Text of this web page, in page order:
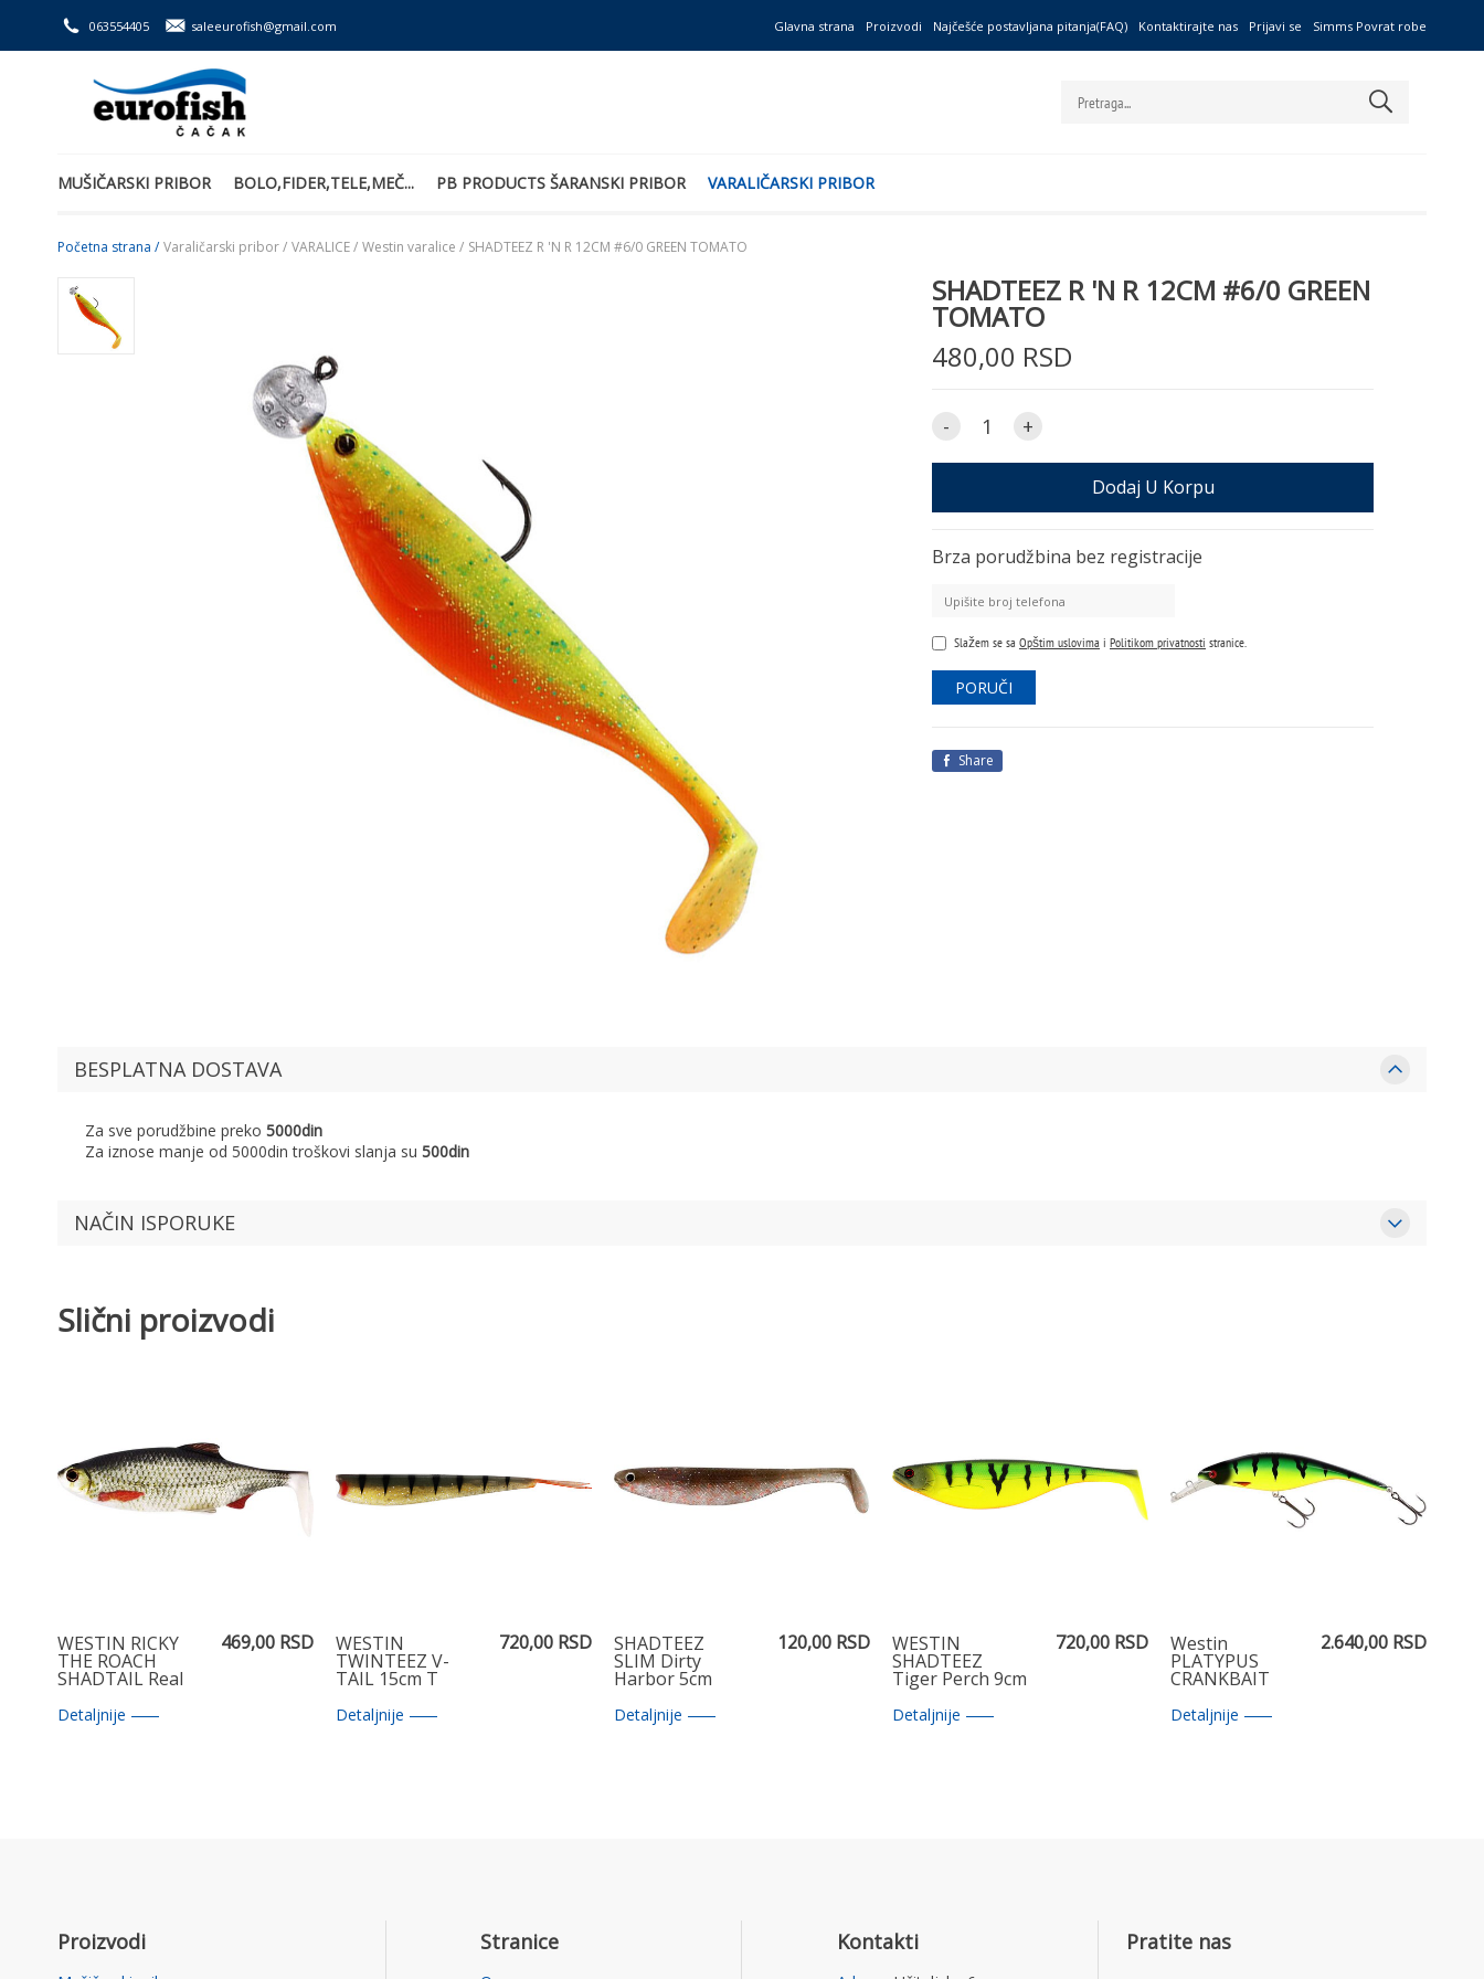
063554405 saleeurofish@gmail.com Glavna strana Proizvodi Najčešće postavljana pitanja(FAQ) Kontaktirajte nas Prijavi se Simms Povrat robe
MUŠIČARSKI PRIBOR BOLO,FIDER,TELE,MEČ... PB PRODUCTS ŠARANSKI PRIBOR VARALIČARSKI PRIBOR
Početna strana / Varaličarski pribor / VARALICE / Westin varalice / SHADTEEZ R 'N R 12CM #6/0 GREEN TOMATO
SHADTEEZ R 'N R 12CM #6/0 GREEN
TOMATO
480,00 RSD
- +
Dodaj U Korpu
Brza porudžbina bez registracije
Slažem se sa Opštim uslovima i Politikom privatnosti stranice.
Share
BESPLATNA DOSTAVA
Za sve porudžbine preko 5000din
Za iznose manje od 5000din troškovi slanja su 500din
NAČIN ISPORUKE
Slični proizvodi
WESTIN RICKY
THE ROACH
SHADTAIL Real
469,00 RSD
Detaljnije
WESTIN
TWINTEEZ V-
TAIL 15cm T
720,00 RSD
Detaljnije
SHADTEEZ
SLIM Dirty
Harbor 5cm
120,00 RSD
Detaljnije
WESTIN
SHADTEEZ
Tiger Perch 9cm
720,00 RSD
Detaljnije
Westin
PLATYPUS
CRANKBAIT
2.640,00 RSD
Detaljnije
Proizvodi Stranice Kontakti Pratite nas